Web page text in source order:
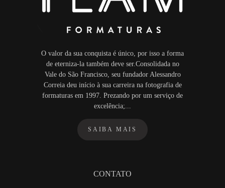
O valor da sua conquista é único, por isso a forma
de eterniza-la também deve ser.Consolidada no
Vale do São Francisco, seu fundador Alessandro
Correia deu início à sua carreira na fotografia de
formaturas em 1997. Prezando por um serviço de
excelência;...
SAIBA MAIS
CONTATO